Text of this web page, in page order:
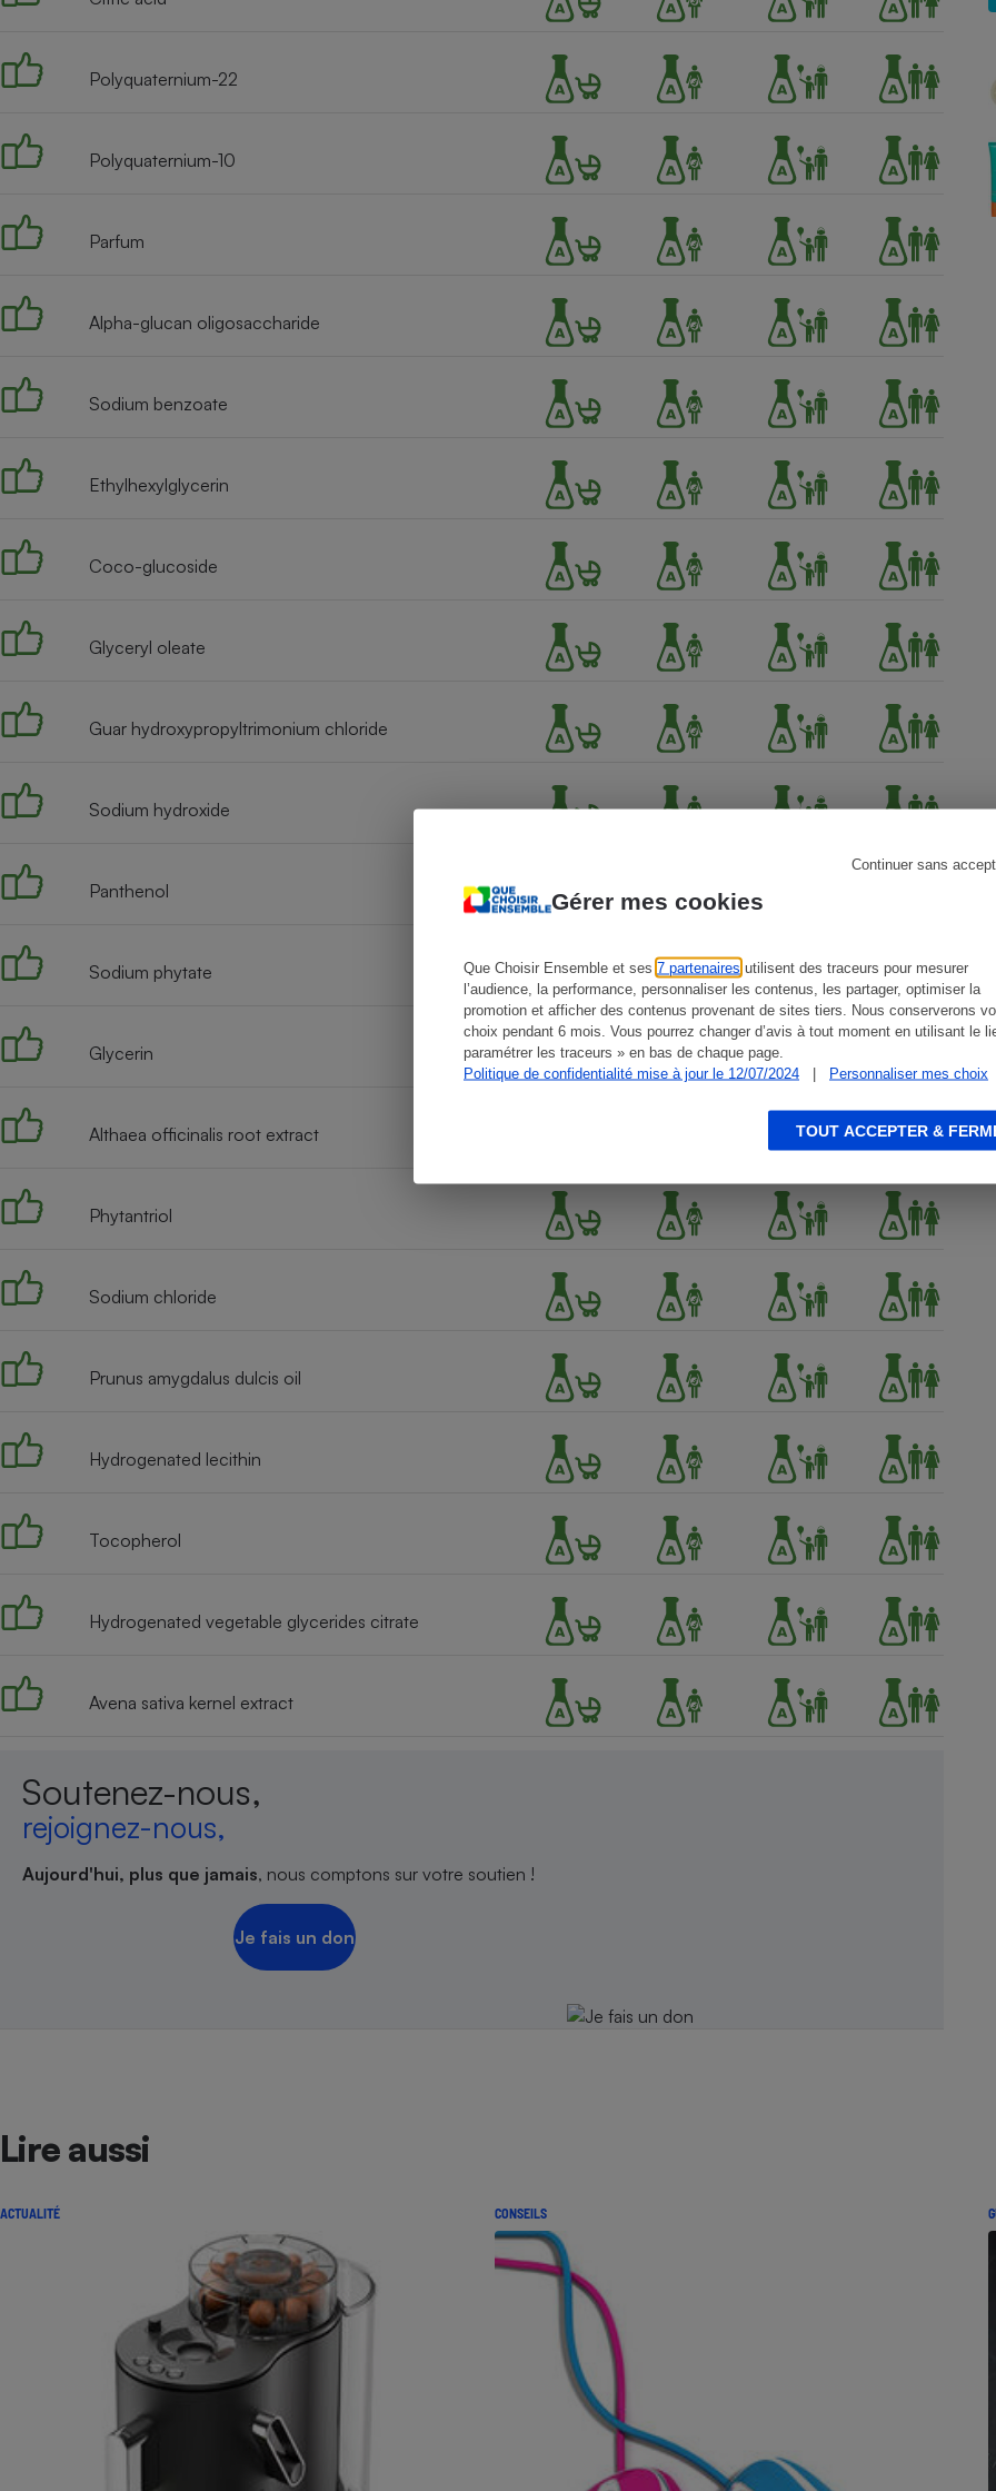
Gérer mes cookies
Que Choisir Ensemble et ses 7 partenaires utilisent des traceurs pour mesurer
l’audience, la performance, personnaliser les contenus, les partager, optimiser la
promotion et afficher des contenus provenant de sites tiers. Nous conserverons
choix pendant 6 mois. Vous pourrez changer d’avis à tout moment en utilisant le
paramétrer les traceurs » en bas de chaque page.
Politique de confidentialité mise à jour le 12/07/2024
| Personnaliser mes choix
Continuer sans
TOUT ACCEPTER &
Polyquaternium-22
Polyquaternium-10
Parfum
Alpha-glucan oligosaccharide
Sodium benzoate
Ethylhexylglycerin
Coco-glucoside
Glyceryl oleate
Guar hydroxypropyltrimonium chloride
Sodium hydroxide
Panthenol
Sodium phytate
Glycerin
Althaea officinalis root extract
Phytantriol
Sodium chloride
Prunus amygdalus dulcis oil
Hydrogenated lecithin
Tocopherol
Hydrogenated vegetable glycerides citrate
Avena sativa kernel extract
Soutenez-nous,
rejoignez-nous,
Aujourd'hui, plus que jamais, nous comptons sur votre soutien !
Je fais un don
Lire aussi
ACTUALITÉ CONSEILS
Appareil photo
numérique
Électricité - Gaz
Lessive